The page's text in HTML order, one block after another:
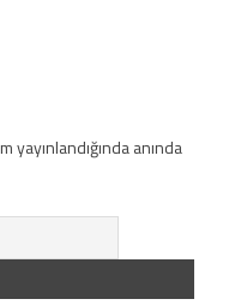
anında